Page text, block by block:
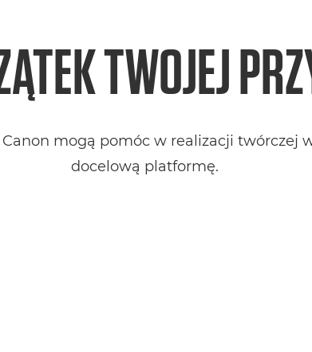
TWOJEJ
mogą pomóc w realizacji twórczej
docelową platformę.